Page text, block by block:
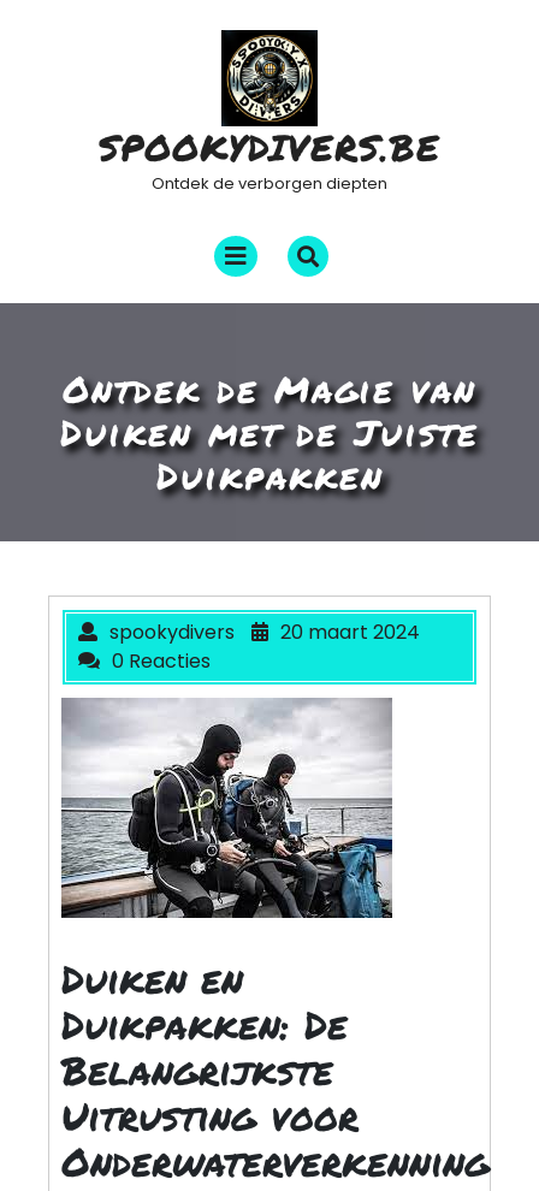
SPOOKYDIVERS.BE
Ontdek de verborgen diepten
Menu
openen
Ontdek de Magie van
Duiken met de Juiste
Duikpakken
spookydivers
20 maart 2024
0 Reacties
Duiken en
Duikpakken: De
Belangrijkste
Uitrusting voor
Onderwaterverkenning